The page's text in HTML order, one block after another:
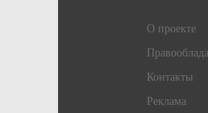
О проекте
Контакты
Реклама